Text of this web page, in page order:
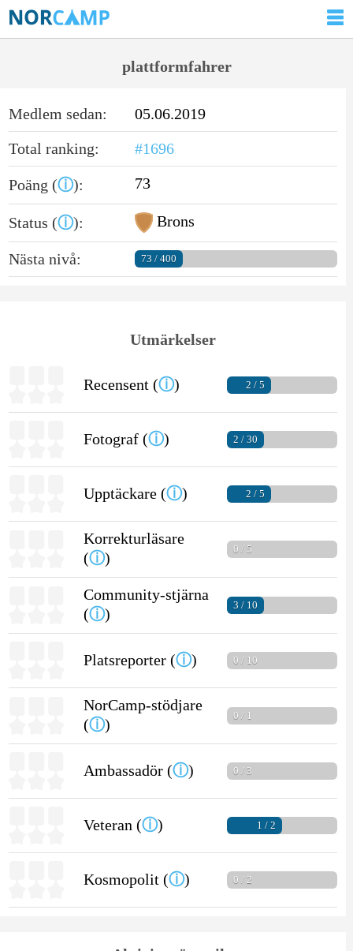
plattformfahrer
Medlem sedan:
05.06.2019
Total ranking:
#1696
Poäng (ⓘ): 73
Status (ⓘ): Brons
Nästa nivå: 73 / 400
Utmärkelser
Recensent (ⓘ) 2 / 5
Fotograf (ⓘ) 2 / 30
Upptäckare (ⓘ) 2 / 5
Korrekturläsare
(ⓘ)
0 / 5
Community-stjärna
(ⓘ)
3 / 10
Platsreporter (ⓘ) 0 / 10
NorCamp-stödjare
(ⓘ)
0 / 1
Ambassadör (ⓘ) 0 / 3
Veteran (ⓘ) 1 / 2
Kosmopolit (ⓘ) 0 / 2